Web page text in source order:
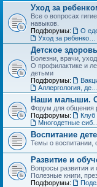
Уход за
Все о вопросах
навыков.
Подфорумы:
Детское
Болезни, врачи,
О профилактике и
детьми
Подфорумы:
Наши малыши.
Форум для общения
Подфорумы:
Воспитание
Темы о воспитании,
Развитие и
Вопросы развития и
Полезные книги,
Подфорумы: